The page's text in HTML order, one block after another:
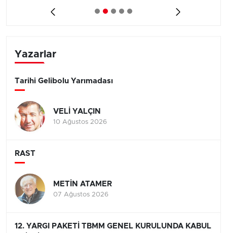
Yazarlar
Tarihi Gelibolu Yarımadası
VELİ YALÇIN
10 Ağustos 2026
RAST
METİN ATAMER
07 Ağustos 2026
12. YARGI PAKETİ TBMM GENEL KURULUNDA KABUL